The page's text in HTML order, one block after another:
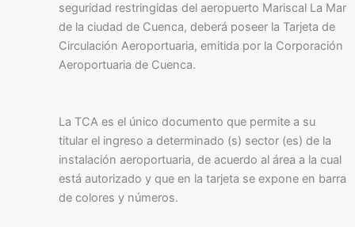
seguridad restringidas del aeropuerto Mariscal La Mar
de la ciudad de Cuenca, deberá poseer la Tarjeta de
Circulación Aeroportuaria, emitida por la Corporación
Aeroportuaria de Cuenca.
La TCA es el único documento que permite a su
titular el ingreso a determinado (s) sector (es) de la
instalación aeroportuaria, de acuerdo al área a la cual
está autorizado y que en la tarjeta se expone en barra
de colores y números.